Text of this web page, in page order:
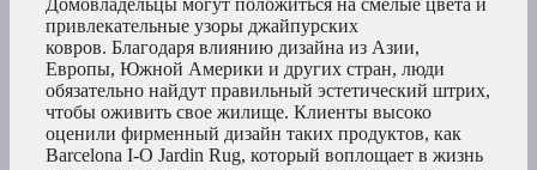
привлекательные узоры джайпурских
ковров. Благодаря влиянию дизайна из Азии,
Европы, Южной Америки и других стран, люди
обязательно найдут правильный эстетический штрих,
чтобы оживить свое жилище. Клиенты высоко
оценили фирменный дизайн таких продуктов, как
Barcelona I-O Jardin Rug, который воплощает в жизнь